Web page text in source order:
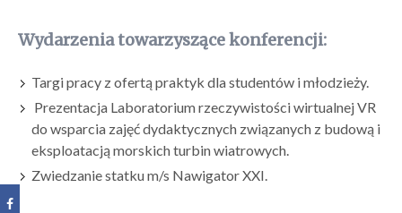
Wydarzenia towarzyszące konferencji:
Targi pracy z ofertą praktyk dla studentów i młodzieży.
­ Prezentacja Laboratorium rzeczywistości wirtualnej VR
do wsparcia zajęć dydaktycznych związanych z budową i
eksploatacją morskich turbin wiatrowych. ­
Zwiedzanie statku m/s Nawigator XXI.